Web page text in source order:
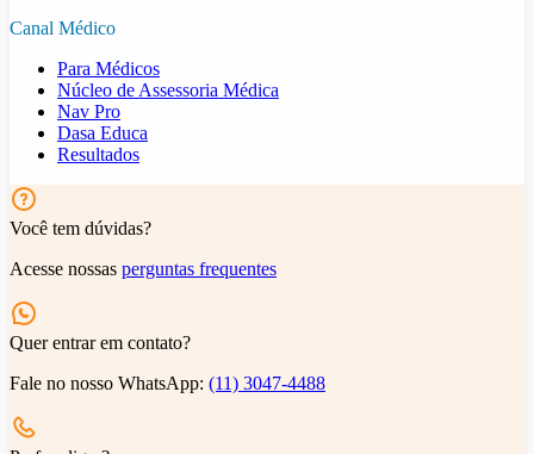
Canal Médico
Para Médicos
Núcleo de Assessoria Médica
Nav Pro
Dasa Educa
Resultados
Você tem dúvidas?
Acesse nossas perguntas frequentes
Quer entrar em contato?
Fale no nosso WhatsApp: (11) 3047-4488